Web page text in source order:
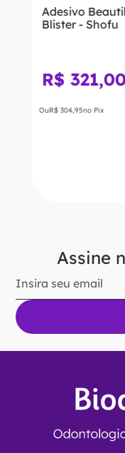
Adesivo
Blister - Shofu
R$ 321,
OuR$ 304,95no Pix
Assine